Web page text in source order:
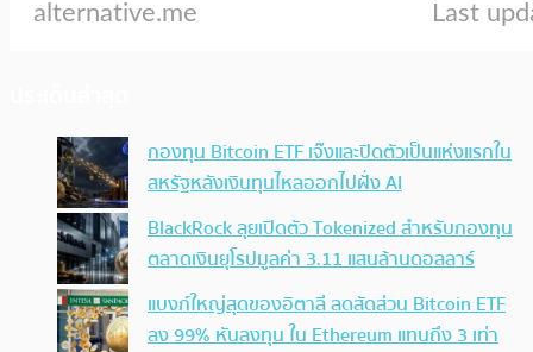
กองทุน Bitcoin ETF เจ๊งและปิดตัวเป็นแห่งแรกใน
สหรัฐหลังเงินทุนไหลออกไปฝั่ง AI
BlackRock ลุยเปิดตัว Tokenized สำหรับกองทุน
ตลาดเงินยุโรปมูลค่า 3.11 แสนล้านดอลลาร์
แบงก์ใหญ่สุดของอิตาลี ลดสัดส่วน Bitcoin ETF
ลง 99% หันลงทุน ใน Ethereum แทนถึง 3 เท่า